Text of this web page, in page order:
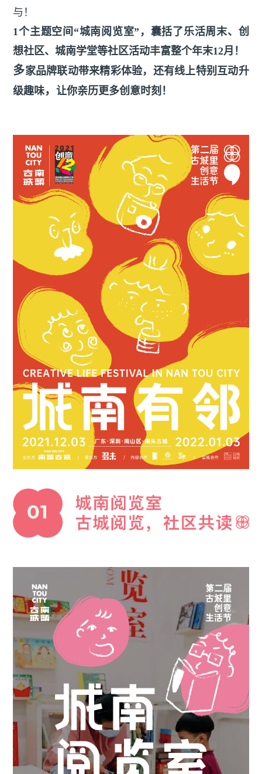
与！
1个主题空间“城南阅览室”，囊括了乐活周末、创
想社区、城南学堂等社区活动丰富整个年末12月！
多家品牌联动带来精彩体验， 还有线上特别互动升
级趣味，让你亲历更多创意时刻！